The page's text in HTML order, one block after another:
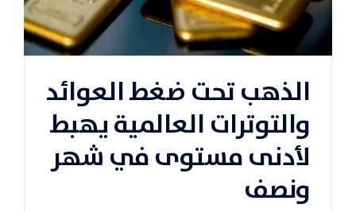
الذهب تحت ضغط العوائد
والتوترات العالمية يهبط
لأدنى مستوى في شهر
ونصف